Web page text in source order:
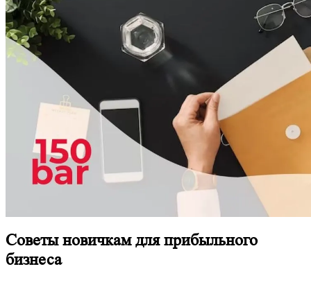
Советы новичкам для прибыльного
бизнеса